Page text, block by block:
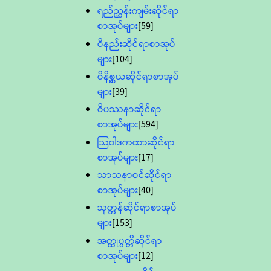
ရည်ညွှန်းကျမ်းဆိုင်ရာ
စာအုပ်များ[59]
ဝိနည်းဆိုင်ရာစာအုပ်
များ[104]
ဝိနိစ္ဆယဆိုင်ရာစာအုပ်
များ[39]
ဝိပဿနာဆိုင်ရာ
စာအုပ်များ[594]
သြဝါဒကထာဆိုင်ရာ
စာအုပ်များ[17]
သာသနာ၀င်ဆိုင်ရာ
စာအုပ်များ[40]
သုတ္တန်ဆိုင်ရာစာအုပ်
များ[153]
အတ္ထုပ္ပတ္တိဆိုင်ရာ
စာအုပ်များ[12]